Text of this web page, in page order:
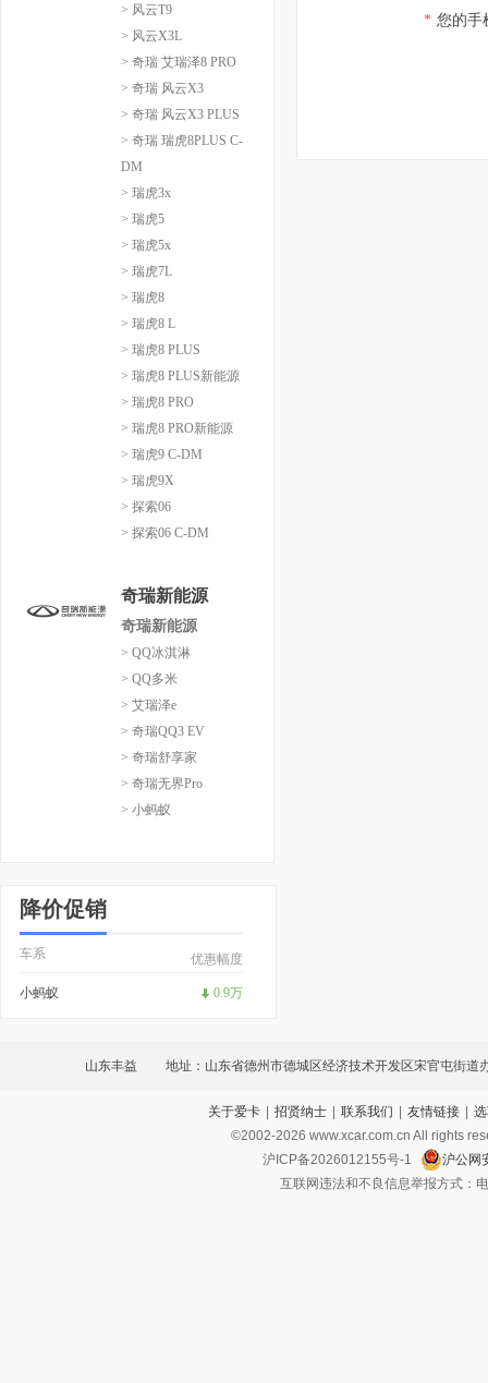
> 风云T9
> 风云X3L
> 奇瑞 艾瑞泽8 PRO
> 奇瑞 风云X3
> 奇瑞 风云X3 PLUS
> 奇瑞 瑞虎8PLUS C-
DM
> 瑞虎3x
> 瑞虎5
> 瑞虎5x
> 瑞虎7L
> 瑞虎8
> 瑞虎8 L
> 瑞虎8 PLUS
> 瑞虎8 PLUS新能源
> 瑞虎8 PRO
> 瑞虎8 PRO新能源
> 瑞虎9 C-DM
> 瑞虎9X
> 探索06
> 探索06 C-DM
奇瑞新能源
奇瑞新能源
> QQ冰淇淋
> QQ多米
> 艾瑞泽e
> 奇瑞QQ3 EV
> 奇瑞舒享家
> 奇瑞无界Pro
> 小蚂蚁
降价促销
车系 优惠幅度
小蚂蚁 0.9万
* 您的手
山东丰益 地址：山东省德州市德城区经济技术开发区宋官屯街道
大道3109号德百汽贸城院内67号
关于爱卡 | 招贤纳士 | 联系我们 | 友情链接 |
©2002-2026 www.xcar.com.cn All rights
沪ICP备2026012155号-1
沪公网
互联网违法和不良信息举报方式：